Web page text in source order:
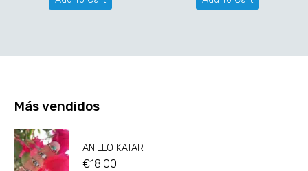
Más vendidos
ANILLO KATAR
€18.00